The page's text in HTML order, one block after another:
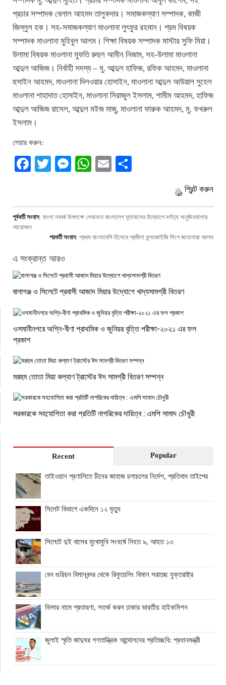
প্রচার সম্পাদক বেলাল আহমদ তালুকদার। সমাজকল্যাণ সম্পাদক, কাজী
জিল্লুল হক। সহ-সমাজকল্যাণ মাওলানা লুৎফুর রহমান। শ্রম বিষয়ক
সম্পাদক মাওলানা মুহিবুল আলম। শিক্ষা বিষয়ক সম্পাদক মাস্টার সুফি মিয়া।
উলামা বিষয়ক মাওলানা মুফতি রুহুল আমীন নিজাম, সহ-উলামা মাওলানা
আব্দুল আজিজ। নির্বাহী সদস্য – মু. আব্দুল হাফিজ, রফিক আহমদ, মাওলানা
হুসাইন আহমদ, মাওলানা দিলওয়ার হোসাইন, মাওলানা আব্দুল আউয়াল সুহেল
মাওলানা শাহাদাত হোসাইন, মাওলানা সিরাজুল ইসলাম, শামীম আহমদ, হাফিজ
আব্দুল আজিজ রাসেল, আব্দুল মইজ মাজু, মাওলানা ফারুক আহমদ, মু. ফখরুল
ইসলাম।
শেয়ার করুন:
Facebook
TwitterMessenger
WhatsApp
Email
প্রিন্ট করুন
পূর্ববর্তী সংবাদ: বাংলা নববর্ষ উপলক্ষে লেবাননে বাংলাদেশ দূতাবাসের উদ্যোগে বর্ণাঢ্য অনুষ্ঠানমালার
আয়োজন
পরবর্তী সংবাদ: প্রথম বাংলাদেশি হিসেবে প্রমীলা ফ্র্যাঞ্চাইজি লিগে জাহানারা আলম
এ সংক্রান্ত আরও
বালাগঞ্জ ও সিলেটে প্রবাসী আজাদ মিয়ার উদ্যোগে খাদ্যসামগ্রী বিতরণ
ওসমানীনগরে অগ্নি-বীণা প্রাথমিক ও জুনিয়র বৃত্তি পরীক্ষা-২০২১ এর ফল
প্রকাশ
মরহুম তোতা মিয়া কল্যাণ ট্রাস্টের ঈদ সামগ্রী বিতরণ সম্পন্ন
সরকারকে সহযােগিতা করা প্রতিটি নাগরিকের দায়িত্ব : এমপি সামাদ চৌধুরী
Recent Popular
তাইওয়ান প্রণালিতে চীনের জাহাজ চলাচলের নির্দেশ, প্রতিবাদ তাইপের
সিলেট বিভাগে একদিনে ১২ মৃত্যু
সিলেটে দুই বাসের মুখোমুখি সংঘর্ষে নিহত ৯, আহত ১৩
বেন গুরিয়ন বিমানবন্দর থেকে রিফুয়েলিং বিমান সরাচ্ছে যুক্তরাষ্ট্র
ভিসার নামে প্রতারণা, সতর্ক করল ঢাকার ভারতীয় হাইকমিশন
জুলাই স্মৃতি জাদুঘর গণতান্ত্রিক আন্দোলনের প্রতিচ্ছবি: প্রধানমন্ত্রী